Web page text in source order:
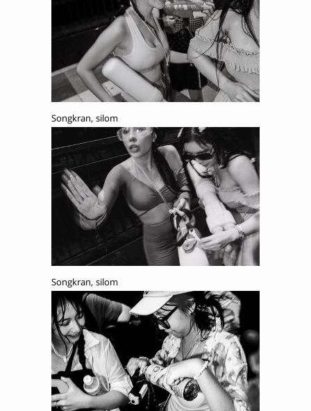
Songkran, silom
Songkran, silom